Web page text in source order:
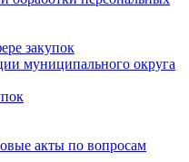
закупок
муниципального округа
акты по вопросам